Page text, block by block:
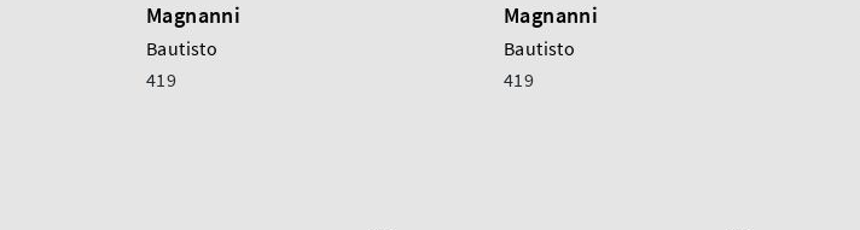
Magnanni
Bautisto
419
Magnanni
Bautisto
419